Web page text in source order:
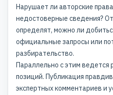
Нарушает ли авторские
недостоверные сведения?
определят, можно ли
официальные запросы или
разбирательство.
Параллельно с этим ведется
позиций. Публикация
экспертных комментариев и